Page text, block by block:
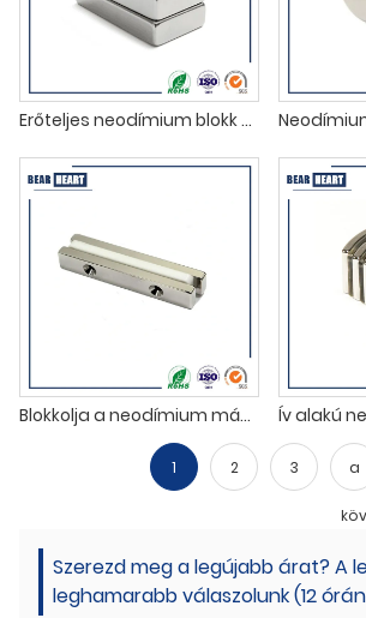
Erőteljes neodímium blokk mágnesek 50X25X10mm
Blokkolja a neodímium mágneseket két süllyesztett lyukkal
1 2 3 a
Szerezd meg a legújabb árat? A
leghamarabb válaszolunk (12 órán